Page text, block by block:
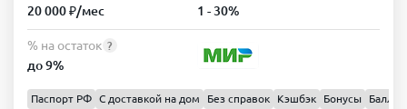
20 000 ₽/мес 1 - 30%
% на остаток ?
до 9%
Паспорт РФ С доставкой на дом Без справок Кэшбэк Бонусы Баллы